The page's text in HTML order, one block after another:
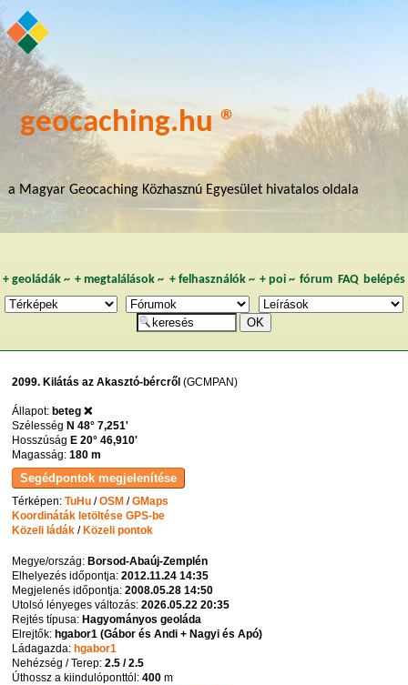
geocaching.hu ®
a Magyar Geocaching Közhasznú Egyesület hivatalos oldala
+ geoládák~ +megtalálások ~ + felhasználók~ + poi~ fórum FAQ belépés
2099. Kilátás az Akasztó-bércről (GCMPAN)
Állapot:beteg ❌
SzélességN 48° 7,251'
HosszúságE 20° 46,910'
Magasság:180 m
Térképen:TuHu /OSM /GMaps
Koordináták letöltése GPS-be
Közeli ládák / Közeli pontok
Megye/ország: Borsod-Abaúj-Zemplén
Elhelyezés időpontja:2012.11.24 14:35
Megjelenés időpontja:2008.05.28 14:50
Utolsó lényeges változás:2026.05.22 20:35
Rejtés típusa: Hagyományos geoláda
Elrejtők: hgabor1 (Gábor és Andi + Nagyi és Apó)
Ládagazda: hgabor1
Nehézség / Terep:2.5 / 2.5
Úthossz a kiindulóponttól:400 m